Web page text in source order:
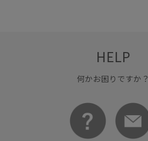
HELP
何かお困りですか？